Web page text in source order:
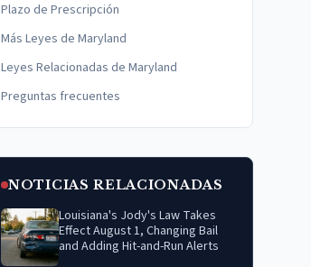
Plazo de Prescripción
Más Leyes de Maryland
Leyes Relacionadas de Maryland
Preguntas frecuentes
NOTICIAS RELACIONADAS
Louisiana's Jody's Law Takes
Effect August 1, Changing Bail
and Adding Hit-and-Run Alerts